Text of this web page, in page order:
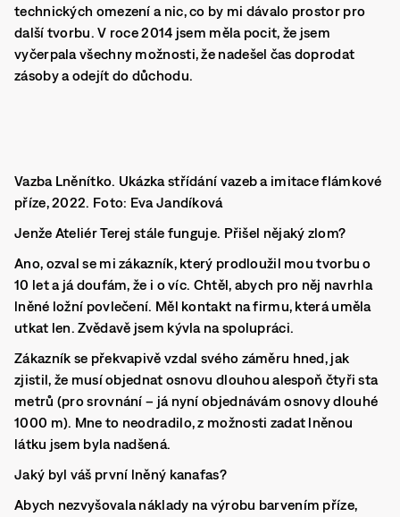
technických omezení a nic, co by mi dávalo prostor pro
další tvorbu. V roce 2014 jsem měla pocit, že jsem
vyčerpala všechny možnosti, že nadešel čas doprodat
zásoby a odejít do důchodu.
Vazba Lněnítko. Ukázka střídání vazeb a imitace flámkové
příze, 2022. Foto: Eva Jandíková
Jenže Ateliér Terej stále funguje. Přišel nějaký zlom?
Ano, ozval se mi zákazník, který prodloužil mou tvorbu o
10 let a já doufám, že i o víc. Chtěl, abych pro něj navrhla
lněné ložní povlečení. Měl kontakt na firmu, která uměla
utkat len. Zvědavě jsem kývla na spolupráci.
Zákazník se překvapivě vzdal svého záměru hned, jak
zjistil, že musí objednat osnovu dlouhou alespoň čtyři sta
metrů (pro srovnání – já nyní objednávám osnovy dlouhé
1000 m). Mne to neodradilo, z možnosti zadat lněnou
látku jsem byla nadšená.
Jaký byl váš první lněný kanafas?
Abych nezvyšovala náklady na výrobu barvením příze,